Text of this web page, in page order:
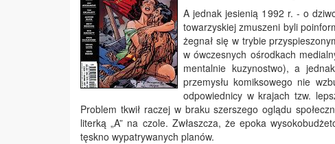
A jednak jesienią 1992 r. - o
towarzyskiej zmuszeni byli
żegnał się w trybie
w ówczesnych ośrodkach
mentalnie kuzynostwo), a
przemysłu komiksowego nie
odpowiednicy w krajach tzw.
Problem tkwił raczej w braku szerszego oglądu
literką „A” na czole. Zwłaszcza, że epoka
tęskno wypatrywanych planów.